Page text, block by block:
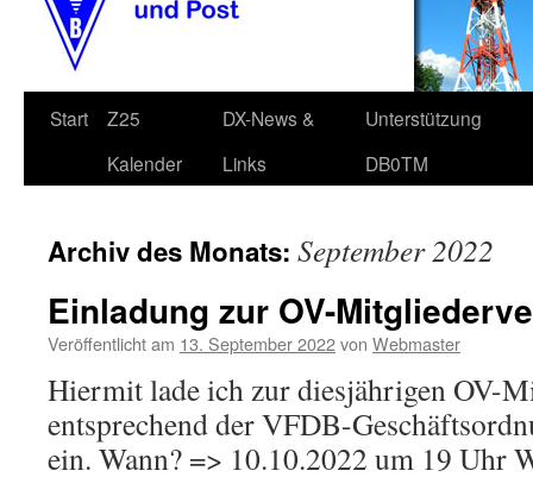
Start
Z25
Kalender
DX-News &
Links
Unterstützung
DB0TM
Archiv des Monats: September 2022
Einladung zur OV-
Veröffentlicht am 13. September 2022von Webmaster
Hiermit lade ich zur diesjährigen OV-
entsprechend der VFDB-
ein. Wann? => 10.10.2022 um 19 Uhr